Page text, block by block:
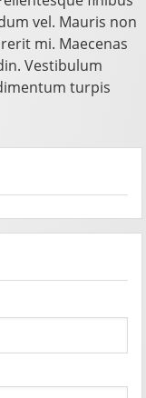
vel. Mauris non
mi. Maecenas
Vestibulum
turpis